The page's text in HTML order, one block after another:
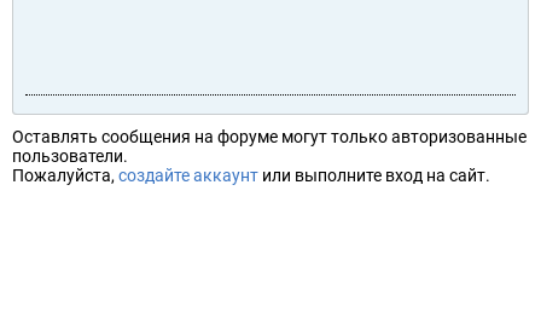
Оставлять сообщения на форуме могут только авторизованные
пользователи.
Пожалуйста, создайте аккаунт или выполните вход на сайт.